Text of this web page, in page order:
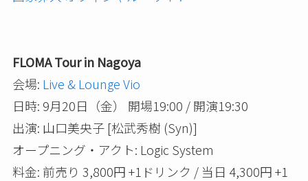
FLOMA Tour in Nagoya
会場: Live & Lounge Vio
日時: 9月20日（金） 開場19:00 / 開演19:30
出演: 山口美央子 [松武秀樹 (Syn)]
オープニング・アクト: Logic System
料金: 前売り 3,800円 +1ドリンク / 当日 4,300円 +1